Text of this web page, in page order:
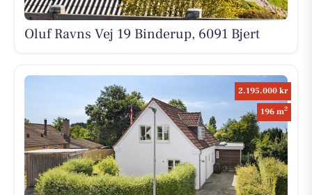
Oluf Ravns Vej 19 Binderup, 6091 Bjert
2.195.000 kr
196 m2